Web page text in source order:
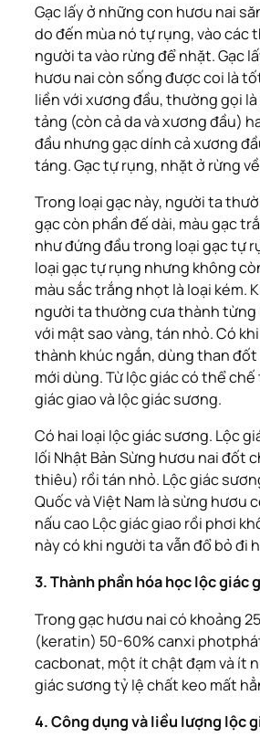
Gạc lấy ở những con hươu nai
do đến mùa nó tự rụng, vào các
người ta vào rừng để nhặt. Gạc
hươu nai còn sống được coi là
liền với xương đầu, thường gọi
tảng (còn cả da và xương đầu)
đầu nhưng gạc dính cả xương
táng. Gạc tự rụng, nhặt ở rừng
Trong loại gạc này, người ta
gạc còn phần đế dài, màu gạc
như đứng đầu trong loại gạc tự
loại gạc tự rụng nhưng không
màu sắc trắng nhọt là loại kém.
người ta thường cưa thành từng
với mật sao vàng, tán nhỏ. Có
thành khúc ngắn, dùng than đốt
mới dùng. Từ lộc giác có thể
giác giao và lộc giác sương.
Có hai loại lộc giác sương. Lộc
lối Nhật Bản Sừng hươu nai đốt
thiêu) rồi tán nhỏ. Lộc giác
Quốc và Việt Nam là sừng hươu
nấu cao Lộc giác giao rồi phơi
này có khi người ta vẫn đổ bỏ đi
3. Thành phần hóa học lộc giác
Trong gạc hươu nai có khoảng
(keratin) 50-60% canxi
cacbonat, một ít chật đạm và ít
giác sương tỷ lệ chất keo mất
4. Công dụng và liều lượng lộc